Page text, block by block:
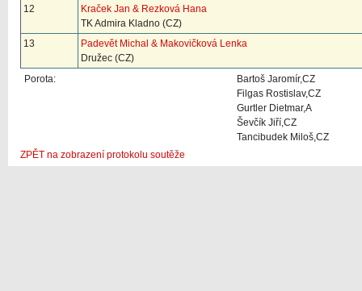
12
Kraček Jan & Rezková Hana
TK Admira Kladno (CZ)
13
Padevět Michal & Makovičková Lenka
Družec (CZ)
Porota:
Bartoš Jaromír,CZ
Filgas Rostislav,CZ
Gurtler Dietmar,A
Ševčík Jiří,CZ
Tancibudek Miloš,CZ
ZPĚT na zobrazení protokolu soutěže